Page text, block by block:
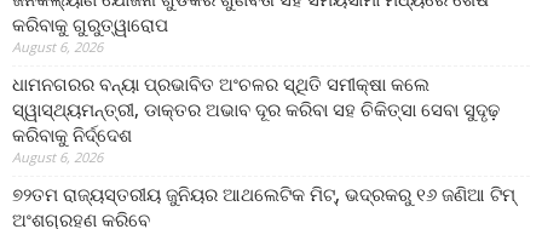
କରିବାକୁ ଗୁରୁତ୍ୱାରୋପ
August 6, 2026
ଧାମନଗରର ବନ୍ୟା ପ୍ରଭାବିତ ଅଂଚଳର ସ୍ଥିତି ସମୀକ୍ଷା କଲେ
ସ୍ୱାସ୍ଥ୍ୟମନ୍ତ୍ରୀ, ଡାକ୍ତର ଅଭାବ ଦୂର କରିବା ସହ ଚିକିତ୍ସା ସେବା ସୁଦୃଢ଼
କରିବାକୁ ନିର୍ଦ୍ଦେଶ
August 6, 2026
୭୨ତମ ରାଜ୍ୟସ୍ତରୀୟ ଜୁନିୟର ଆଥଲେଟିକ ମିଟ୍‌, ଭଦ୍ରକରୁ ୧୬ ଜଣିଆ ଟିମ୍
ଅଂଶଗ୍ରହଣ କରିବେ